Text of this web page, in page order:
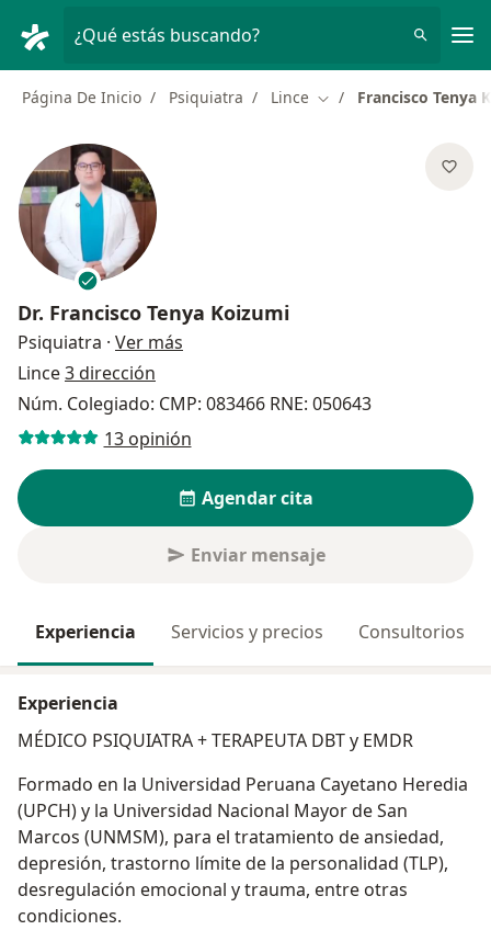
¿Qué estás buscando?
Página De Inicio Psiquiatra Lince Cambiar de ciudad
Francisco Tenya
Dr. Francisco Tenya Koizumi
Psiquiatra · Ver más
Lince3 dirección
Núm. Colegiado: CMP: 083466 RNE: 050643
13 opinión
Agendar cita
Enviar mensaje
Experiencia Servicios y precios Consultorios
Experiencia
MÉDICO PSIQUIATRA + TERAPEUTA DBT y EMDR
Formado en la Universidad Peruana Cayetano Heredia
(UPCH) y la Universidad Nacional Mayor de San
Marcos (UNMSM), para el tratamiento de ansiedad,
depresión, trastorno límite de la personalidad (TLP),
desregulación emocional y trauma, entre otras
condiciones.